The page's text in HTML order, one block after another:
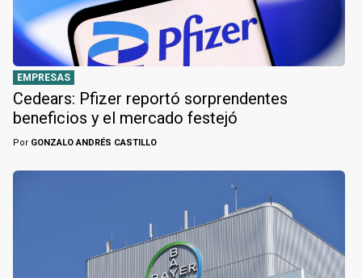
EMPRESAS
Cedears: Pfizer reportó sorprendentes
beneficios y el mercado festejó
Por GONZALO ANDRÉS CASTILLO